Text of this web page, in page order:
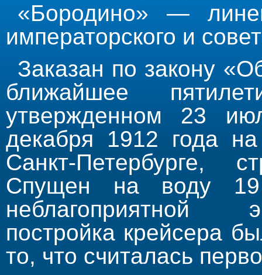
«Бородино» —
императорского и
Заказан по закону
ближайшее
утвержденном 23
декабря 1912 года
Санкт-Петербурге,
Спущен на воду
неблагоприятной
постройка крейсера
то, что считалась